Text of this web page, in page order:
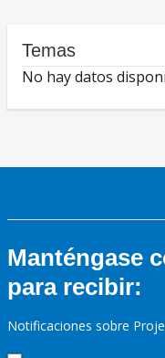
Temas
No hay datos
Manténgase
para recibir:
Notificaciones sobre